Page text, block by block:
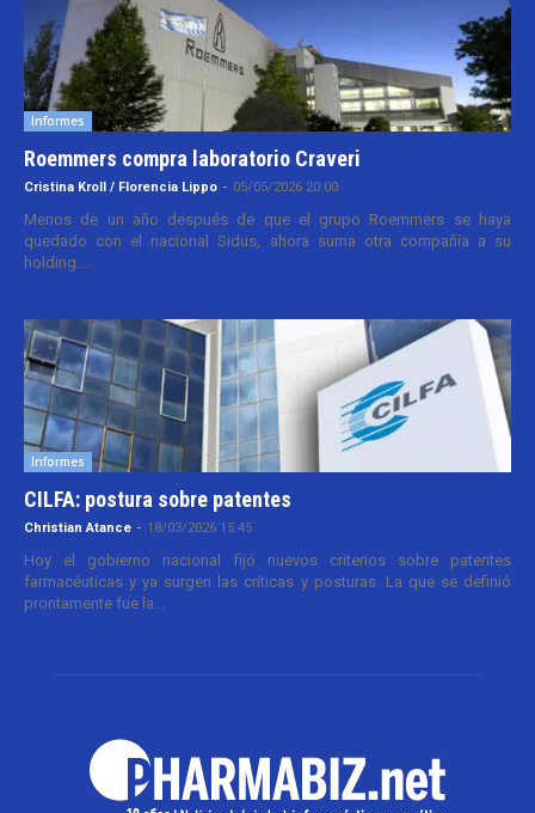
Informes
Roemmers compra laboratorio Craveri
Cristina Kroll / Florencia Lippo - 05/05/2026 20:00
Menos de un año después de que el grupo Roemmers se haya
quedado con el nacional Sidus, ahora suma otra compañía a su
holding....
Informes
CILFA: postura sobre patentes
Christian Atance - 18/03/2026 15:45
Hoy el gobierno nacional fijó nuevos criterios sobre patentes
farmacéuticas y ya surgen las críticas y posturas. La que se definió
prontamente fue la...